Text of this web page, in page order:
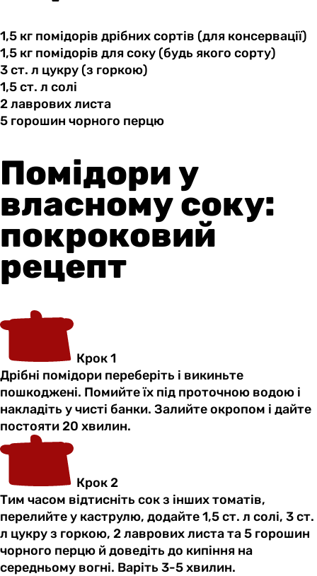
1,5 кг помідорів дрібних сортів (для консервації)
1,5 кг помідорів для соку (будь якого сорту)
3 ст. л цукру (з горкою)
1,5 ст. л солі
2 лавровихлиста
5 горошин чорного перцю
Помідори у
власному соку:
покроковий
рецепт
Крок 1
Дрібні помідори переберіть і викиньте
пошкоджені. Помийте їх під проточною водою і
накладіть у чисті банки. Залийте окропом і дайте
постояти 20 хвилин.
Крок 2
Тим часом відтисніть сок з інших томатів,
перелийте у каструлю, додайте 1,5 ст. л солі, 3 ст.
л цукру з горкою, 2 лаврових листа та 5 горошин
чорного перцю й доведіть до кипіння на
середньому вогні. Варіть 3-5 хвилин.